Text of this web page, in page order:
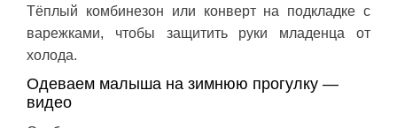
Тёплый комбинезон или конверт на подкладке с
варежками, чтобы защитить руки младенца от
холода.
Одеваем малыша на зимнюю прогулку —
видео